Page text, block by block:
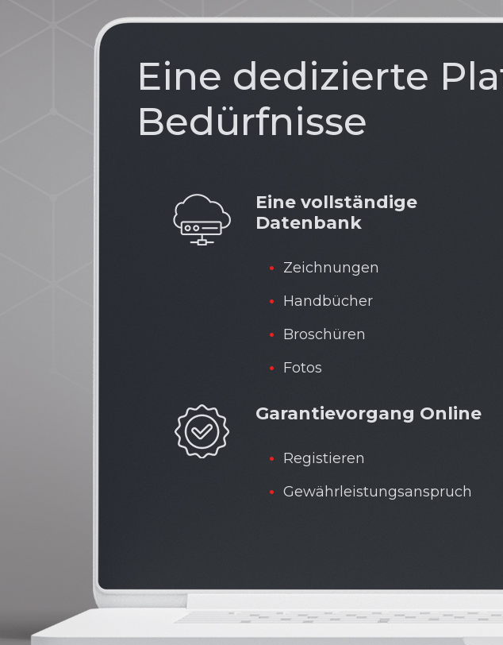
Eine dedizierte
Bedürfnisse
Eine vollständige
Datenbank
Zeichnungen
Handbücher
Broschüren
Fotos
Garantievorgang Online
Registieren
Gewährleistungsanspruch